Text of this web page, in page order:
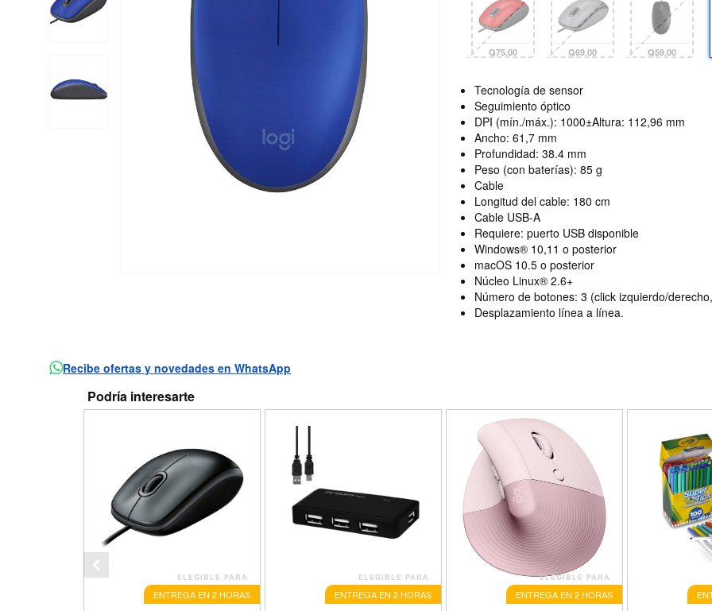
Q75.00 Q69.00 Q59.00
Tecnología de sensor
Seguimiento óptico
DPI (mín./máx.): 1000±Altura: 112,96 mm
Ancho: 61,7 mm
Profundidad: 38.4 mm
Peso (con baterías): 85 g
Cable
Longitud del cable: 180 cm
Cable USB-A
Requiere: puerto USB disponible
Windows®︎ 10,11 o posterior
macOS 10.5 o posterior
Núcleo Linux® 2.6+
Número de botones: 3 (click izquierdo/
Desplazamiento línea a línea.
Recibe ofertas y novedades en WhatsApp
Podría interesarte
ELEGIBLE PARA
ENTREGA EN 2 HORAS
ELEGIBLE PARA
ENTREGA EN 2 HORAS
ELEGIBLE PARA
ENTREGA EN 2 HORAS